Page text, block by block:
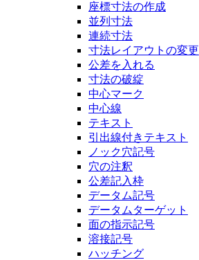
座標寸法の作成
並列寸法
連続寸法
寸法レイアウトの変更
公差を入れる
寸法の破綻
中心マーク
中心線
テキスト
引出線付きテキスト
ノック穴記号
穴の注釈
公差記入枠
データム記号
データムターゲット
面の指示記号
溶接記号
ハッチング